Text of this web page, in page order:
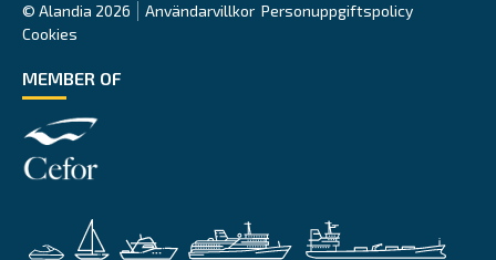
© Alandia 2026 Användarvillkor Personuppgiftspolicy
Cookies
MEMBER OF